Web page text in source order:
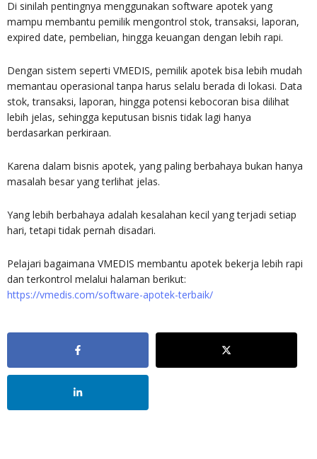
Di sinilah pentingnya menggunakan software apotek yang
mampu membantu pemilik mengontrol stok, transaksi, laporan,
expired date, pembelian, hingga keuangan dengan lebih rapi.
Dengan sistem seperti VMEDIS, pemilik apotek bisa lebih mudah
memantau operasional tanpa harus selalu berada di lokasi. Data
stok, transaksi, laporan, hingga potensi kebocoran bisa dilihat
lebih jelas, sehingga keputusan bisnis tidak lagi hanya
berdasarkan perkiraan.
Karena dalam bisnis apotek, yang paling berbahaya bukan hanya
masalah besar yang terlihat jelas.
Yang lebih berbahaya adalah kesalahan kecil yang terjadi setiap
hari, tetapi tidak pernah disadari.
Pelajari bagaimana VMEDIS membantu apotek bekerja lebih rapi
dan terkontrol melalui halaman berikut:
https://vmedis.com/software-apotek-terbaik/